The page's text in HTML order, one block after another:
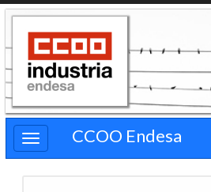
Pasar
contenido
principal
CCOO Endesa